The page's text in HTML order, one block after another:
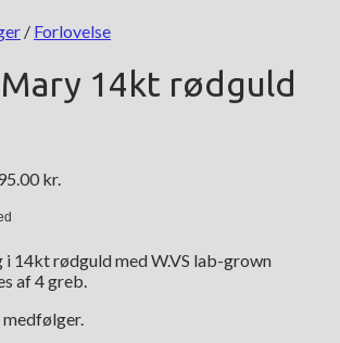
/ Forlovelse
14kt rødguld
kr.
14kt rødguld med W.VS lab-grown
af 4 greb.